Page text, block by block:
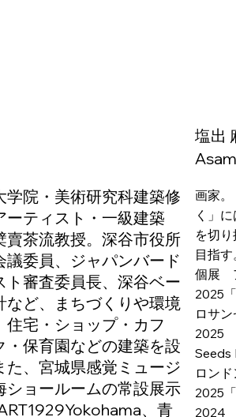
学院・美術研究科建築修
ーティスト・一級建築
賣茶流教授。深谷市役所
議委員、ジャパンバード
ト審査委員長、深谷ベー
など、まちづくりや環境
住宅・ショップ・カフ
・保育園などの建築を設
た、宮城県感覚ミュージ
ショールームの常設展示
、青
塩出
画家
く」
を切
目指す
個展
2025
ロサン
2025
Seeds
ロンド
2025
2024